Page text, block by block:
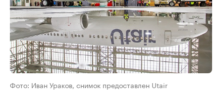
Фото: Иван Ураков, снимок предоставлен Utair